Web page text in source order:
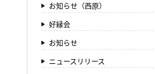
お知らせ（西原）
好縁会
お知らせ
ニュースリリース